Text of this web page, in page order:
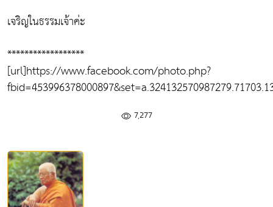
เจริญในธรรมเจ้าค่ะ
******************
[url]https://www.facebook.com/photo.php?
7,277